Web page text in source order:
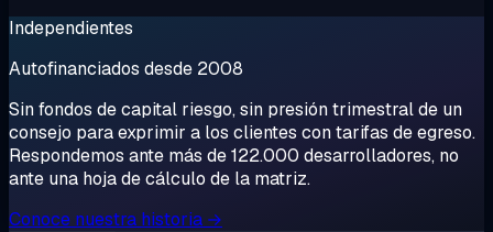
Independientes
Autofinanciados desde 2008
Sin fondos de capital riesgo, sin presión trimestral de un
consejo para exprimir a los clientes con tarifas de egreso.
Respondemos ante más de 122.000 desarrolladores, no
ante una hoja de cálculo de la matriz.
Conoce nuestra historia →